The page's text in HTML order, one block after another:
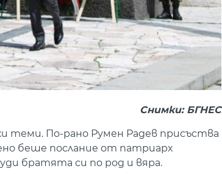
Снимки: БГНЕС
теми. По-рано Румен Радев присъства
беше послание от патриарх
братята си по род и вяра.